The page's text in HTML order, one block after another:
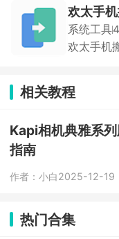
记录总使
耳机频响
牙音箱。
长时间煲
欢太手
系统工具
欢太手机
两台手机
点传输，
等隐私内
相关教程
Kapi相机典雅系
指南
作者：小白2025-12-19
热门合集